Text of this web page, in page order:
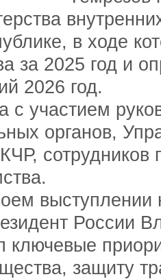
в ходе
за 2025 год и
2026 год.
с участием
органов,
выступлении
России
ключевые
защиту